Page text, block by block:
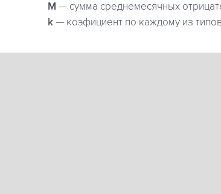
М — сумма среднемесячных
k — коэфициент по каждому из